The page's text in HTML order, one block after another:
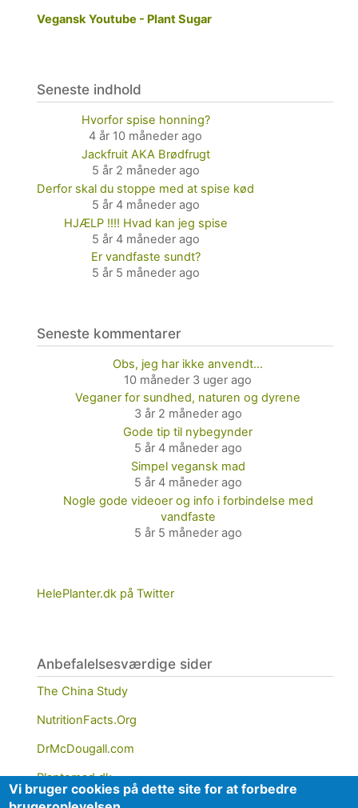
Vegansk Youtube - Plant Sugar
Seneste indhold
Hvorfor spise honning?
4 år 10 måneder ago
Jackfruit AKA Brødfrugt
5 år 2 måneder ago
Derfor skal du stoppe med at spise kød
5 år 4 måneder ago
HJÆLP !!!! Hvad kan jeg spise
5 år 4 måneder ago
Er vandfaste sundt?
5 år 5 måneder ago
Seneste kommentarer
Obs, jeg har ikke anvendt…
10 måneder 3 uger ago
Veganer for sundhed, naturen og dyrene
3 år 2 måneder ago
Gode tip til nybegynder
5 år 4 måneder ago
Simpel vegansk mad
5 år 4 måneder ago
Nogle gode videoer og info i forbindelse med
vandfaste
5 år 5 måneder ago
HelePlanter.dk på Twitter
Anbefalelsesværdige sider
The China Study
NutritionFacts.Org
DrMcDougall.com
Plantemad.dk
Vi bruger cookies på dette site for at forbedre